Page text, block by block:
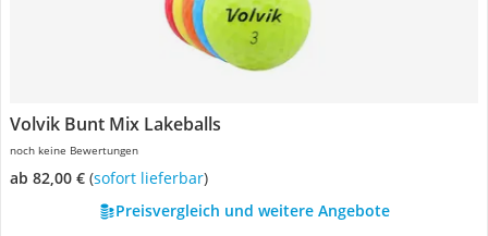
Volvik Bunt Mix Lakeballs
noch keine Bewertungen
ab 82,00 € ( Sofort lieferbar)
Preisvergleich und weitere Angebote